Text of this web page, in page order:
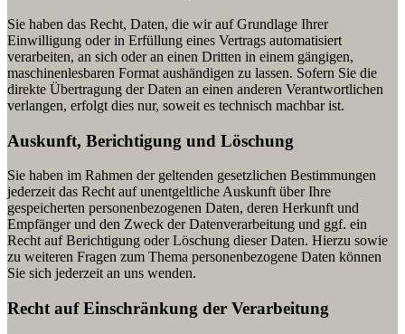
Sie haben das Recht, Daten, die wir auf Grundlage Ihrer
Einwilligung oder in Erfüllung eines Vertrags automatisiert
verarbeiten, an sich oder an einen Dritten in einem gängigen,
maschinenlesbaren Format aushändigen zu lassen. Sofern Sie die
direkte Übertragung der Daten an einen anderen Verantwortlichen
verlangen, erfolgt dies nur, soweit es technisch machbar ist.
Auskunft, Berichtigung und Löschung
Sie haben im Rahmen der geltenden gesetzlichen Bestimmungen
jederzeit das Recht auf unentgeltliche Auskunft über Ihre
gespeicherten personenbezogenen Daten, deren Herkunft und
Empfänger und den Zweck der Datenverarbeitung und ggf. ein
Recht auf Berichtigung oder Löschung dieser Daten. Hierzu sowie
zu weiteren Fragen zum Thema personenbezogene Daten können
Sie sich jederzeit an uns wenden.
Recht auf Einschränkung der Verarbeitung